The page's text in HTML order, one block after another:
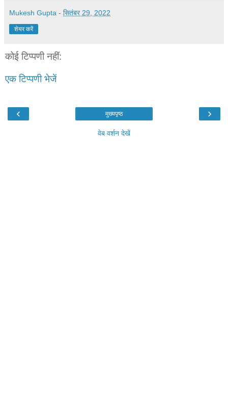
Mukesh Gupta - सितंबर 29, 2022
शेयर करें
कोई टिप्पणी नहीं:
एक टिप्पणी भेजें
‹ ›
मुख्यपृष्ठ
वेब वर्शन देखें